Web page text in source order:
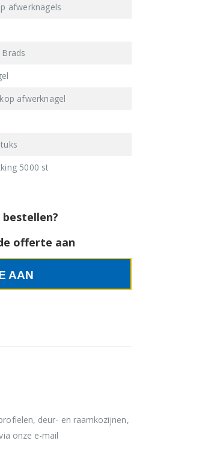
afwerknagels
Brads
afwerknagel
5000 st
offerte aan
AAN
deur- en raamkozijnen,
onze e-mail